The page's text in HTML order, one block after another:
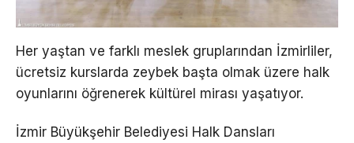
Her yaştan ve farklı meslek gruplarından İzmirliler,
ücretsiz kurslarda zeybek başta olmak üzere halk
oyunlarını öğrenerek kültürel mirası yaşatıyor.
İzmir Büyükşehir Belediyesi Halk Dansları